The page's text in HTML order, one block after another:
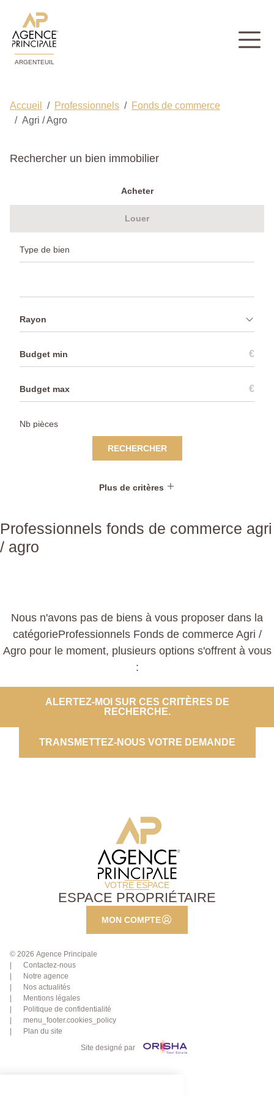
ARGENTEUIL
Accueil Professionnels
Fonds de commerce
Agri / Agro
Rechercher un bien immobilier
Acheter
Louer
Rayon
€
€
RECHERCHER
Plus de critères
Professionnels fonds de commerce agri
/ agro
Nous n'avons pas de biens à vous proposer dans la
catégorieProfessionnels Fonds de commerce Agri /
Agro pour le moment, plusieurs options s'offrent à vous
:
ALERTEZ-MOI SUR CES CRITÈRES DE
RECHERCHE.
TRANSMETTEZ-NOUS VOTRE DEMANDE
VOTRE ESPACE
ESPACE PROPRIÉTAIRE
MON COMPTE
© 2026 Agence Principale
Contactez-nous
Notre agence
Nos actualités
Mentions légales
Politique de confidentialité
menu_footer.cookies_policy
Plan du site
Site designé par